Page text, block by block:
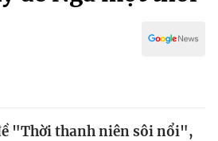
"Thời thanh niên sôi nổi",